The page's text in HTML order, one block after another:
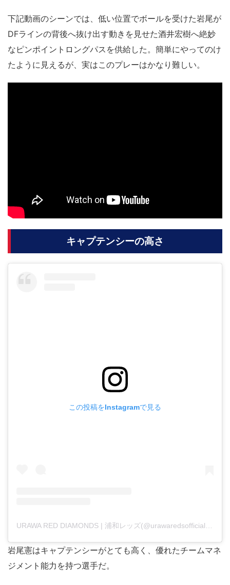
下記動画のシーンでは、低い位置でボールを受けた岩尾が
DFラインの背後へ抜け出す動きを見せた酒井宏樹へ絶妙
なピンポイントロングパスを供給した。簡単にやってのけ
たように見えるが、実はこのプレーはかなり難しい。
キャプテンシーの高さ
この投稿をInstagramで見る
岩尾憲はキャプテンシーがとても高く、優れたチームマネ
ジメント能力を持つ選手だ。